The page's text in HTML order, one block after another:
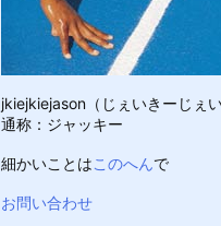
jkiejkiejason（じぇいきーじぇ
通称：ジャッキー
細かいことはこのへんで
お問い合わせ